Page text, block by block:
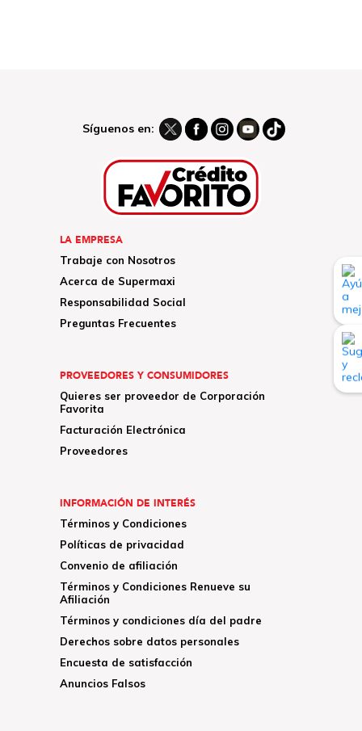
Síguenos en:
LA EMPRESA
Trabaje con Nosotros
Acerca de Supermaxi
Responsabilidad Social
Preguntas Frecuentes
PROVEEDORES Y CONSUMIDORES
Quieres ser proveedor de Corporación
Favorita
Facturación Electrónica
Proveedores
INFORMACIÓN DE INTERÉS
Términos y Condiciones
Políticas de privacidad
Convenio de afiliación
Términos y Condiciones Renueve su
Afiliación
Términos y condiciones día del padre
Derechos sobre datos personales
Encuesta de satisfacción
Anuncios Falsos